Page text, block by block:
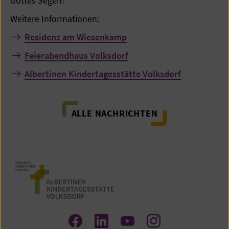
Weitere Informationen:
Residenz am Wiesenkamp
Feierabendhaus Volksdorf
Albertinen Kindertagesstätte Volksdorf
ALLE NACHRICHTEN
Zum
Zum Zum Zum